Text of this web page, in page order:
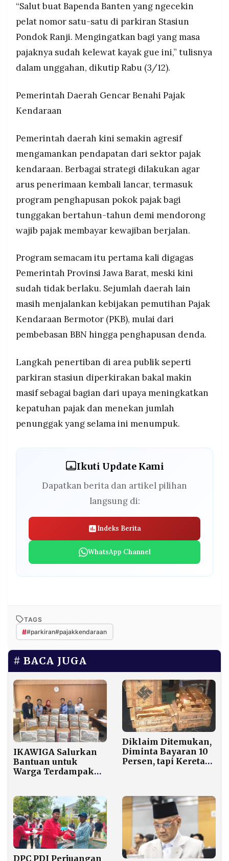
“Salut buat Bapenda Banten yang ngecekin
pelat nomor satu-satu di parkiran Stasiun
Pondok Ranji. Mengingatkan bagi yang masa
pajaknya sudah kelewat kayak gue ini,” tulisnya
dalam unggahan, dikutip Rabu (3/12).
Pemerintah Daerah Gencar Benahi Pajak
Kendaraan
Pemerintah daerah kini semakin agresif
mengamankan pendapatan dari sektor pajak
kendaraan. Berbagai strategi dilakukan agar
arus penerimaan kembali lancar, termasuk
program penghapusan pokok pajak bagi
tunggakan bertahun-tahun demi mendorong
wajib pajak membayar kewajiban berjalan.
Program semacam itu pertama kali digagas
Pemerintah Provinsi Jawa Barat, meski kini
sudah tidak berlaku. Sejumlah daerah lain
masih menjalankan kebijakan pemutihan Pajak
Kendaraan Bermotor (PKB), mulai dari
pembebasan BBN hingga penghapusan denda.
Langkah penertiban di area publik seperti
parkiran stasiun diperkirakan bakal makin
masif sebagai bagian dari upaya meningkatkan
kepatuhan pajak dan menekan jumlah
penunggak yang selama ini menumpuk.
Ikuti Update Kami
Dapatkan berita dan artikel pilihan
langsung di:
Indeks Berita
WhatsApp Channel
TAGS
##parkiran#pajakkendaraan
BACA JUGA
IKAWIGA Salurkan
Bantuan untuk
Warga Terdampak
Diklaim Ditemukan,
Diminta Bayaran 10
Persen, tapi Kereta
DPC PDI Perjuangan